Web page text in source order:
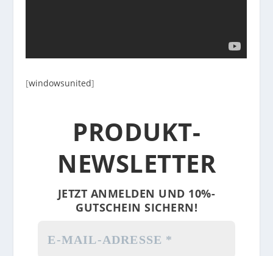
[windowsunited]
PRODUKT-
NEWSLETTER
JETZT ANMELDEN UND 10%-
GUTSCHEIN SICHERN!